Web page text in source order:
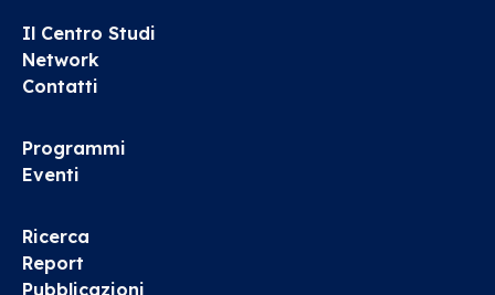
Il Centro Studi
Network
Contatti
Programmi
Eventi
Ricerca
Report
Pubblicazioni